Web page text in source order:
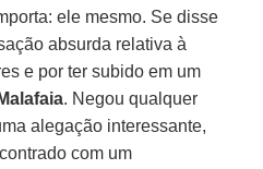
ele mesmo. Se disse
absurda relativa à
e por ter subido em um
Malafaia. Negou qualquer
alegação interessante,
com um